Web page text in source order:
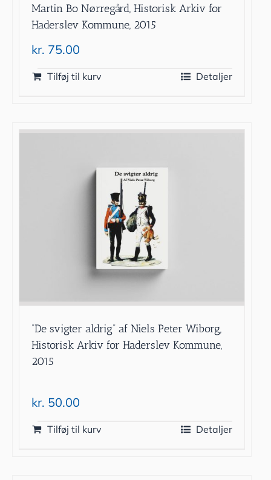
Martin Bo Nørregård, Historisk Arkiv for
Haderslev Kommune, 2015
kr. 75.00
Tilføj til kurv Detaljer
”De svigter aldrig” af Niels Peter Wiborg,
Historisk Arkiv for Haderslev Kommune,
2015
kr. 50.00
Tilføj til kurv Detaljer